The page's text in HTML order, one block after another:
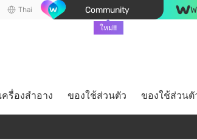
Thai Community
ใหม่!!
เครื่องสำอาง ของใช้ส่วนตัว ของใช้ส่วนตั